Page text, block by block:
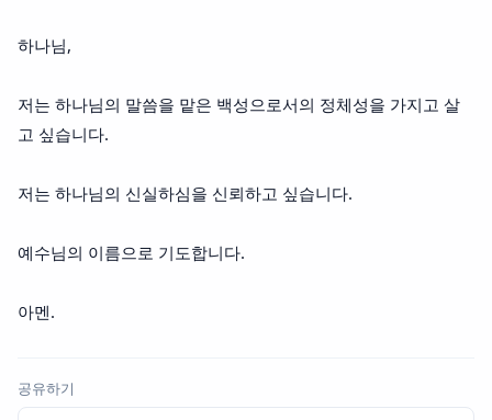
하나님,
저는 하나님의 말씀을 맡은 백성으로서의 정체성을 가지고 살
고 싶습니다.
저는 하나님의 신실하심을 신뢰하고 싶습니다.
예수님의 이름으로 기도합니다.
아멘.
공유하기